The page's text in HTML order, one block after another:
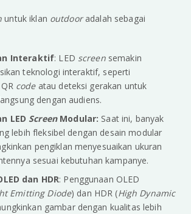
untuk iklan outdooradalah sebagai
Interaktif: LED screen semakin
teknologi interaktif, seperti
code atau deteksi gerakan untuk
dengan audiens.
LED Screen Modular: Saat ini, banyak
lebih fleksibel dengan desain modular
pengiklan menyesuaikan ukuran
sesuai kebutuhan kampanye.
dan HDR: Penggunaan OLED
Emitting Diode) dan HDR (High Dynamic
gambar dengan kualitas lebih